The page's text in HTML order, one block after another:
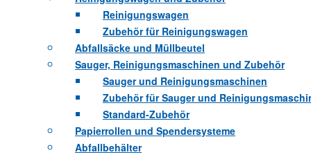
Reinigungswagen
Zubehör für Reinigungswagen
Abfallsäcke und Müllbeutel
Sauger, Reinigungsmaschinen und Zubehör
Sauger und Reinigungsmaschinen
Zubehör für Sauger und
Standard-Zubehör
Papierrollen und Spendersysteme
Abfallbehälter